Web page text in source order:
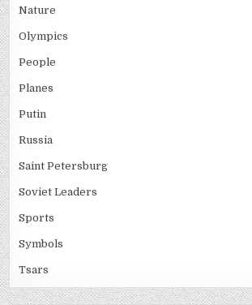
Nature
Olympics
People
Planes
Putin
Russia
Saint Petersburg
Soviet Leaders
Sports
Symbols
Tsars